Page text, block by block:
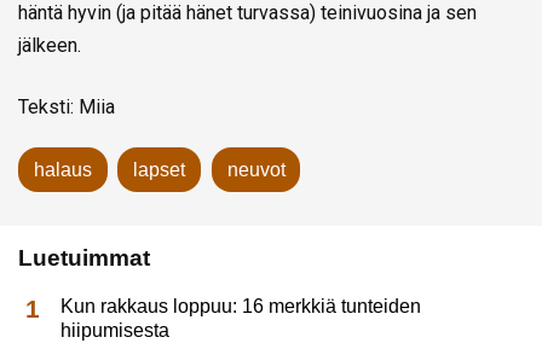
häntä hyvin (ja pitää hänet turvassa) teinivuosina ja sen
jälkeen.
Teksti: Miia
halaus lapset neuvot
Luetuimmat
Kun rakkaus loppuu: 16 merkkiä tunteiden
hiipumisesta